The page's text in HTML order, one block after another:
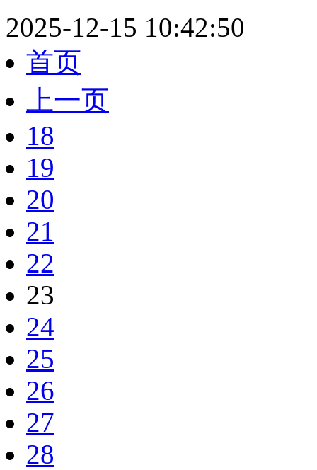
2025-12-15 10:42:50
首页
上一页
18
19
20
21
22
23
24
25
26
27
28